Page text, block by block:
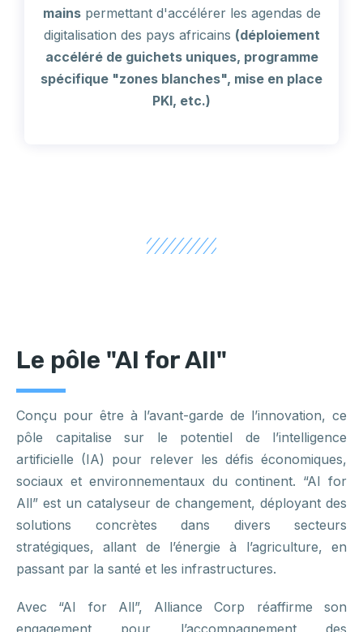
mainspermettant d'accélérer les agendas de
digitalisation des pays africains (déploiement
accéléré de guichets uniques, programme
spécifique "zones blanches", mise en place
PKI, etc.)
Le pôle "AI for All"
Conçu pour être à l’avant-garde de l’innovation, ce
pôle capitalise sur le potentiel de l’intelligence
artificielle (IA) pour relever les défis économiques,
sociaux et environnementaux du continent. “AI for
All” est un catalyseur de changement, déployant des
solutions concrètes dans divers secteurs
stratégiques, allant de l’énergie à l’agriculture, en
passant par la santé et les infrastructures.
Avec “AI for All”, Alliance Corp réaffirme son
engagement pour l’accompagnement des